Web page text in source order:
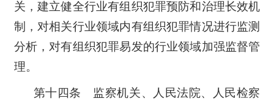
关，建立健全行业有组织犯罪预防和治理长效机
制，对相关行业领域内有组织犯罪情况进行监测
分析，对有组织犯罪易发的行业领域加强监督管
理。
第十四条 监察机关、人民法院、人民检察